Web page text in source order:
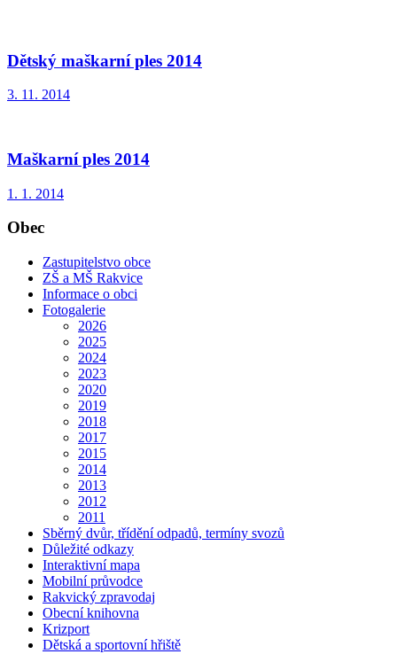
Dětský maškarní ples 2014
3. 11. 2014
Maškarní ples 2014
1. 1. 2014
Obec
Zastupitelstvo obce
ZŠ a MŠ Rakvice
Informace o obci
Fotogalerie
2026
2025
2024
2023
2020
2019
2018
2017
2015
2014
2013
2012
2011
Sběrný dvůr, třídění odpadů, termíny svozů
Důležité odkazy
Interaktivní mapa
Mobilní průvodce
Rakvický zpravodaj
Obecní knihovna
Krizport
Dětská a sportovní hřiště